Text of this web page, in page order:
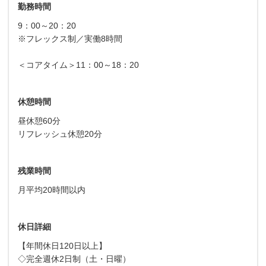
勤務時間
9：00～20：20
※フレックス制／実働8時間
＜コアタイム＞11：00～18：20
休憩時間
昼休憩60分
リフレッシュ休憩20分
残業時間
月平均20時間以内
休日詳細
【年間休日120日以上】
◇完全週休2日制（土・日曜）